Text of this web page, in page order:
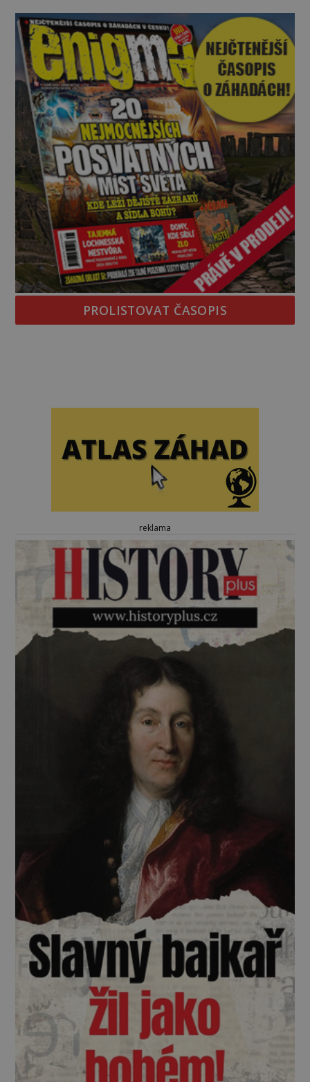
jistotou neví, kdo jej napsal, kdy vznikl ani co
vlastně vypráví. Rohoncský kodex se poprvé
objevuje v roce
PROLISTOVAT ČASOPIS
reklama